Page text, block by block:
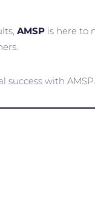
AMSP is here to
success with AMSP.